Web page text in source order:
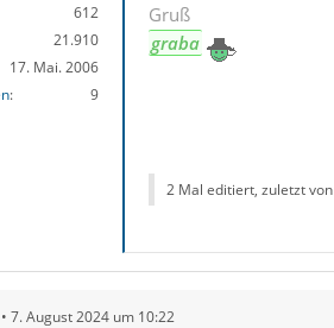
612
21.910
17. Mai. 2006
9
Gruß
graba
2 Mal editiert, zuletzt von
7. August 2024 um 10:22